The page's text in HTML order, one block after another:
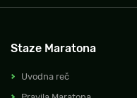
Staze Maratona
Uvodna reč